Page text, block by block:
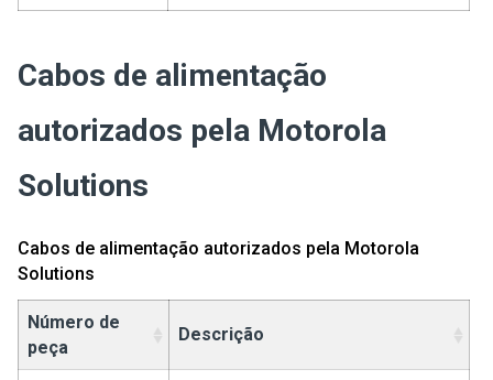
Cabos de alimentação
autorizados pela Motorola
Solutions
Cabos de alimentação autorizados pela Motorola
Solutions
Número de
peça
Descrição